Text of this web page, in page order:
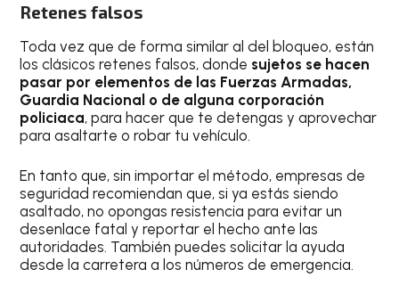
Retenes falsos
Toda vez que de forma similar al del bloqueo, están
los clásicos retenes falsos, donde sujetos se hacen
pasar por elementos de las Fuerzas Armadas,
Guardia Nacional o de alguna corporación
policiaca, para hacer que te detengas y aprovechar
para asaltarte o robar tu vehículo.
En tanto que, sin importar el método, empresas de
seguridad recomiendan que, si ya estás siendo
asaltado, no opongas resistencia para evitar un
desenlace fatal y reportar el hecho ante las
autoridades. También puedes solicitar la ayuda
desde la carretera a los números de emergencia.